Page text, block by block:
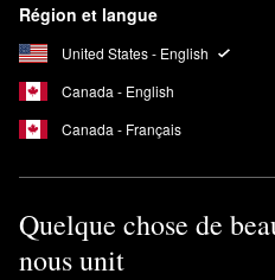
Région et langue
United States - English
Canada - English
Canada - Français
Quelque chose de
nous unit